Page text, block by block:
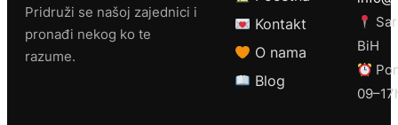
Pridruži se našoj zajednici i
pronađi nekog ko te
razume.
Kontakt
O nama
Blog
BiH